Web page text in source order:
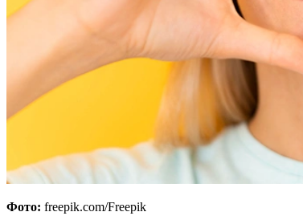
Фото: freepik.com/Freepik